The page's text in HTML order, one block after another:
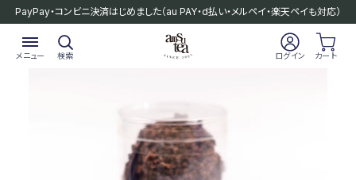
PayPay・コンビニ決済はじめました（au PAY・d払い・メルペイ・楽天ペイも対応）
メニュー 検索 ログイン カート